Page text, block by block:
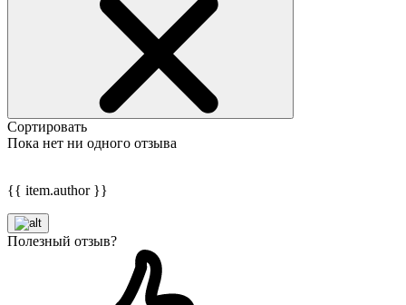
Сортировать
Пока нет ни одного отзыва
{{ item.author }}
Полезный отзыв?